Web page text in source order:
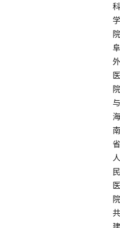
科
学
院
阜
外
医
院
与
海
南
省
人
民
医
院
共